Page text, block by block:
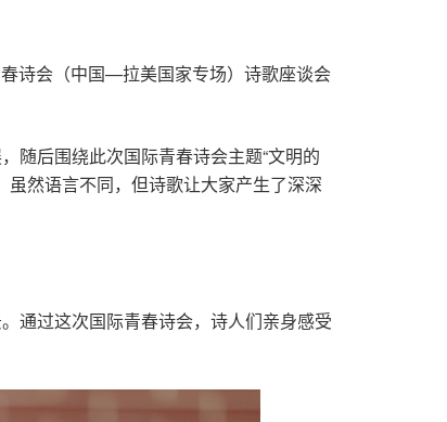
诗会（中国—拉美国家专场）诗歌座谈会
随后围绕此次国际青春诗会主题“文明的
然语言不同，但诗歌让大家产生了深深
通过这次国际青春诗会，诗人们亲身感受